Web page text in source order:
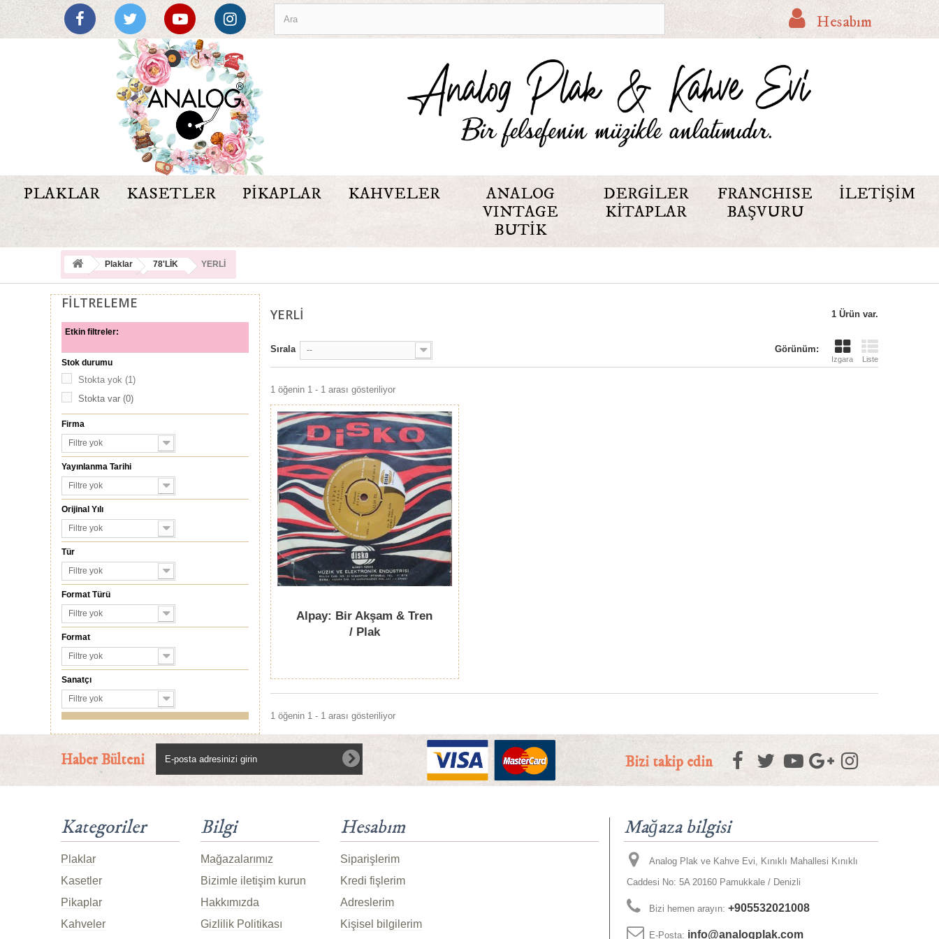
Hesabım
PLAKLAR KASETLER PIKAPLAR KAHVELER
ANALOG
VINTAGE
BUTIK
DERGILER
KITAPLAR
FRANCHISE
BAŞVURU
İLETIŞIM
Plaklar 78'LİK YERLİ
FILTRELEME
Etkin filtreler:
Stok durumu
Stokta yok (1)
Stokta var (0)
Firma
Filtre yok
Yayınlanma Tarihi
Filtre yok
Orijinal Yılı
Filtre yok
Tür
Filtre yok
Format Türü
Filtre yok
Format
Filtre yok
Sanatçı
Filtre yok
YERLİ 1 Ürün var.
Görünüm:
Izgara Liste
Sırala --
1 öğenin 1 - 1 arası gösteriliyor
Alpay: Bir Akşam & Tren
/ Plak
1 öğenin 1 - 1 arası gösteriliyor
Haber Bülteni Bizi takip edin
Kategoriler
Plaklar
Kasetler
Pikaplar
Kahveler
Bilgi
Mağazalarımız
Bizimle iletişim kurun
Hakkımızda
Gizlilik Politikası
Hesabım
Siparişlerim
Kredi fişlerim
Adreslerim
Kişisel bilgilerim
Mağaza bilgisi
Analog Plak ve Kahve Evi, Kınıklı Mahallesi Kınıklı
Caddesi No: 5A 20160 Pamukkale / Denizli
Bizi hemen arayın: +905532021008
E-Posta: info@analogplak.com